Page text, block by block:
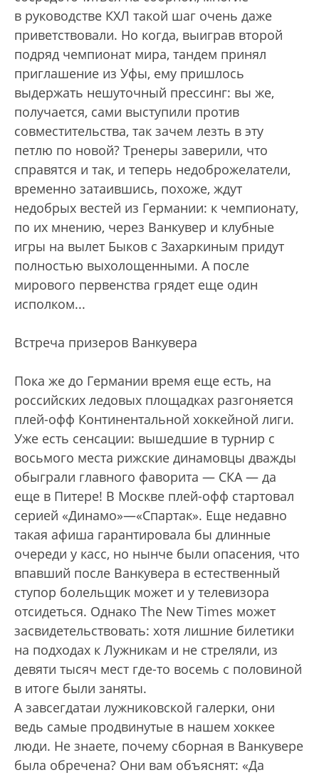
в руководстве КХЛ такой шаг очень даже
приветствовали. Но когда, выиграв второй
подряд чемпионат мира, тандем принял
приглашение из Уфы, ему пришлось
выдержать нешуточный прессинг: вы же,
получается, сами выступили против
совместительства, так зачем лезть в эту
петлю по новой? Тренеры заверили, что
справятся и так, и теперь недоброжелатели,
временно затаившись, похоже, ждут
недобрых вестей из Германии: к чемпионату,
по их мнению, через Ванкувер и клубные
игры на вылет Быков с Захаркиным придут
полностью выхолощенными. А после
мирового первенства грядет еще один
исполком...
Встреча призеров Ванкувера
Пока же до Германии время еще есть, на
российских ледовых площадках разгоняется
плей-офф Континентальной хоккейной лиги.
Уже есть сенсации: вышедшие в турнир с
восьмого места рижские динамовцы дважды
обыграли главного фаворита — СКА — да
еще в Питере! В Москве плей-офф стартовал
серией «Динамо»—«Спартак». Еще недавно
такая афиша гарантировала бы длинные
очереди у касс, но нынче были опасения, что
впавший после Ванкувера в естественный
ступор болельщик может и у телевизора
отсидеться. Однако The New Times может
засвидетельствовать: хотя лишние билетики
на подходах к Лужникам и не стреляли, из
девяти тысяч мест где-то восемь с половиной
в итоге были заняты.
А завсегдатаи лужниковской галерки, они
ведь самые продвинутые в нашем хоккее
люди. Не знаете, почему сборная в Ванкувере
была обречена? Они вам объяснят: «Да